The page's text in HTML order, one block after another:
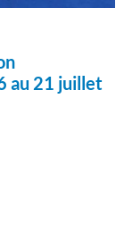
au 21 juillet